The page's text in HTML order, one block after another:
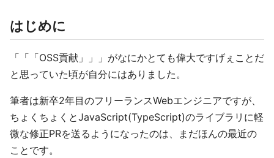
はじめに
「「「OSS貢献」」」がなにかとても偉大ですげぇことだ
と思っていた頃が自分にはありました。
筆者は新卒2年目のフリーランスWebエンジニアですが、
ちょくちょくとJavaScript(TypeScript)のライブラリに軽
微な修正PRを送るようになったのは、まだほんの最近の
ことです。